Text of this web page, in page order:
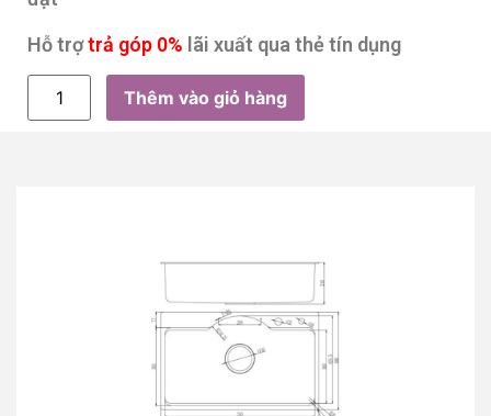
Hỗ trợtrả góp 0% lãi xuất qua thẻ tín dụng
Thêm vào giỏ hàng